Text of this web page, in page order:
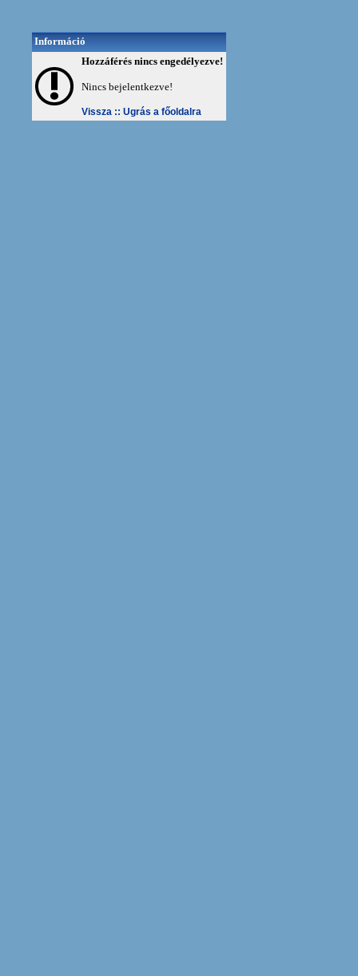
Információ
Hozzáférés nincs engedélyezve!
Nincs bejelentkezve!
Vissza :: Ugrás a főoldalra